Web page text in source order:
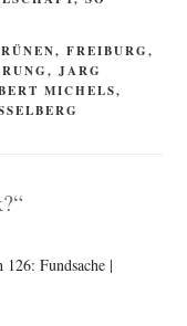
, FREIBURG,
, JARG
MICHELS,
Fundsache |